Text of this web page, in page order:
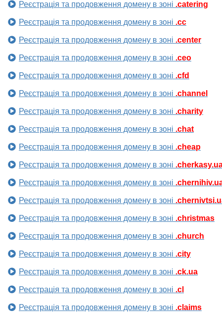
Реєстрація та продовження домену в зоні .catering
Реєстрація та продовження домену в зоні .cc
Реєстрація та продовження домену в зоні .center
Реєстрація та продовження домену в зоні .ceo
Реєстрація та продовження домену в зоні .cfd
Реєстрація та продовження домену в зоні .channel
Реєстрація та продовження домену в зоні .charity
Реєстрація та продовження домену в зоні .chat
Реєстрація та продовження домену в зоні .cheap
Реєстрація та продовження домену в зоні
Реєстрація та продовження домену в зоні
Реєстрація та продовження домену в зоні
Реєстрація та продовження домену в зоні .christmas
Реєстрація та продовження домену в зоні .church
Реєстрація та продовження домену в зоні .city
Реєстрація та продовження домену в зоні .ck.ua
Реєстрація та продовження домену в зоні .cl
Реєстрація та продовження домену в зоні .claims